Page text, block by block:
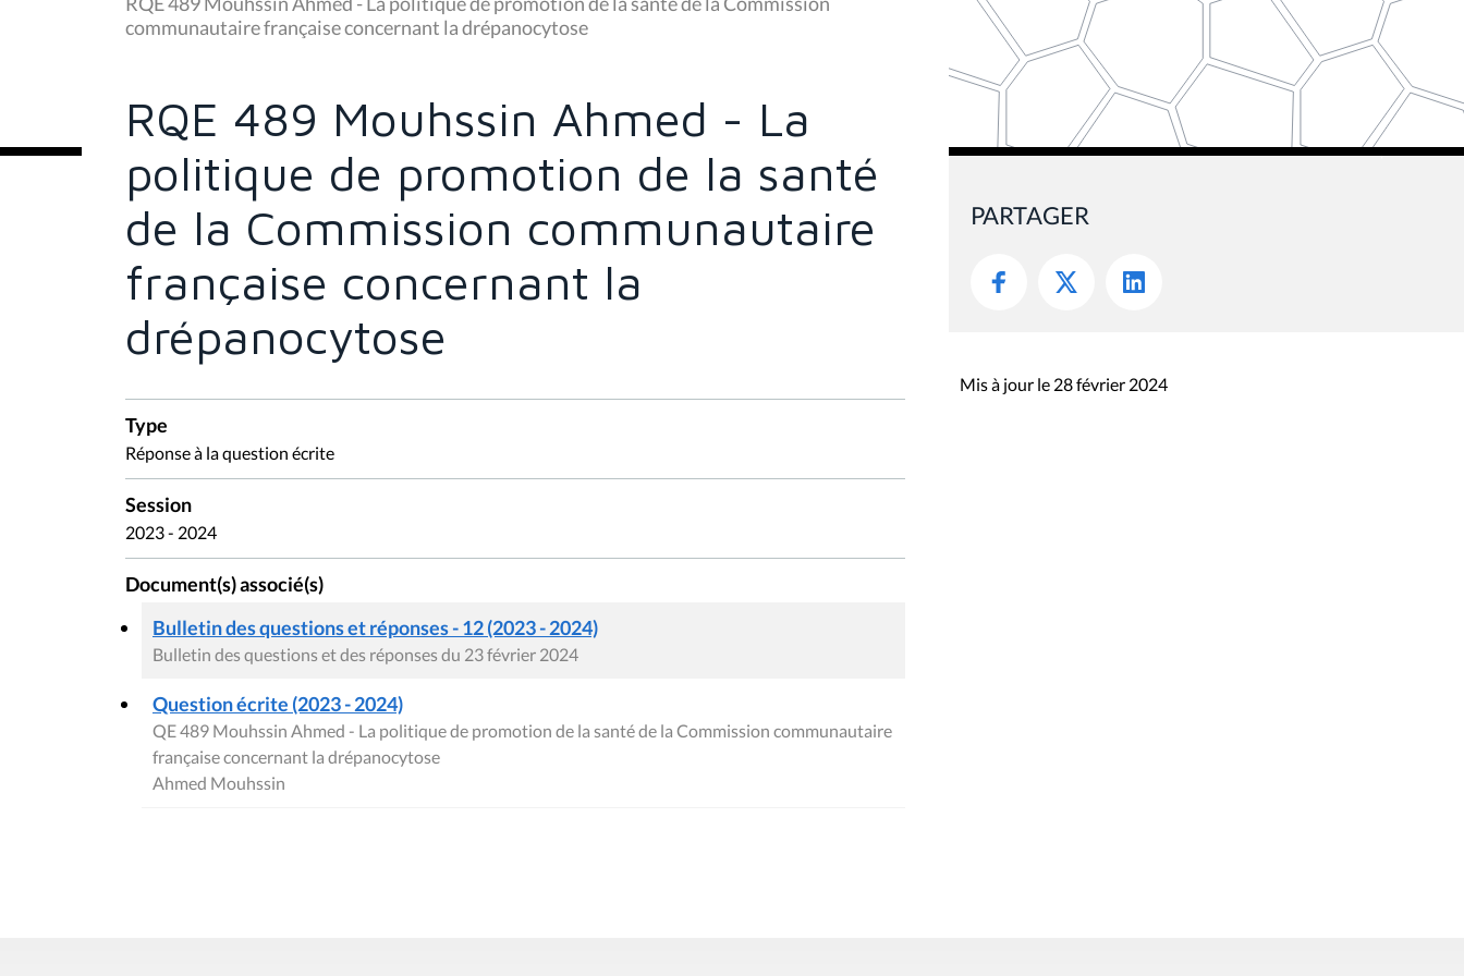
s
ê
:
communautaire française concernant la drépanocytose
RQE 489 Mouhssin Ahmed - La
politique de promotion de la santé
de la Commission communautaire
française concernant la
drépanocytose
Type
Réponse à la question écrite
Session
2023 - 2024
Document(s) associé(s)
Bulletin des questions et réponses - 12 (2023 - 2024)
Bulletin des questions et des réponses du 23 février 2024
Question écrite (2023 - 2024)
QE 489 Mouhssin Ahmed - La politique de promotion de la santé de la Commission communautaire
française concernant la drépanocytose
Ahmed Mouhssin
PARTAGER
Mis à jour le 28 février 2024